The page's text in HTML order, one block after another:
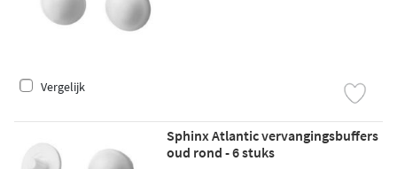
Vergelijk
Sphinx Atlantic vervangingsbuffers
oud rond - 6 stuks